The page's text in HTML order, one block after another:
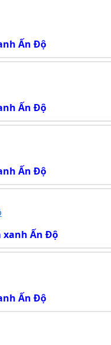
Ấn Độ
Ấn Độ
Ấn Độ
xanh Ấn Độ
Ấn Độ